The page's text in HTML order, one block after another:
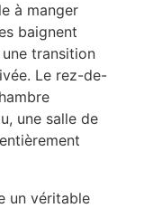
à manger
baignent
une transition
Le rez-de-
une salle de
un véritable